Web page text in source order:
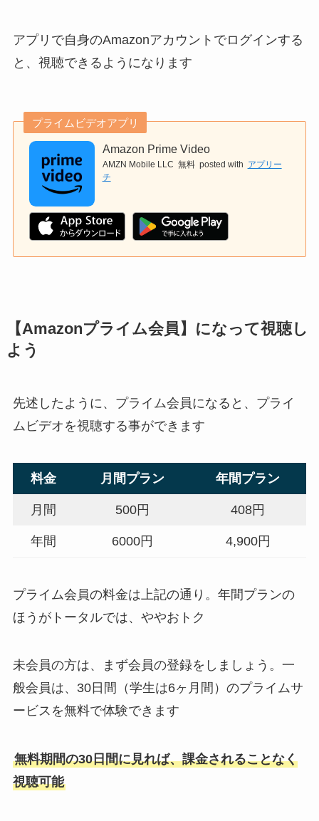
アプリで自身のAmazonアカウントでログインする
と、視聴できるようになります
プライムビデオアプリ
Amazon Prime Video
AMZN Mobile LLC 無料 posted with アプリー
チ
【Amazonプライム会員】になって視聴し
よう
先述したように、プライム会員になると、プライ
ムビデオを視聴する事ができます
料金 月間プラン 年間プラン
月間 500円 408円
年間 6000円 4,900円
プライム会員の料金は上記の通り。年間プランの
ほうがトータルでは、ややおトク
未会員の方は、まず会員の登録をしましょう。一
般会員は、30日間（学生は6ヶ月間）のプライムサ
ービスを無料で体験できます
無料期間の30日間に見れば、課金されることなく
視聴可能